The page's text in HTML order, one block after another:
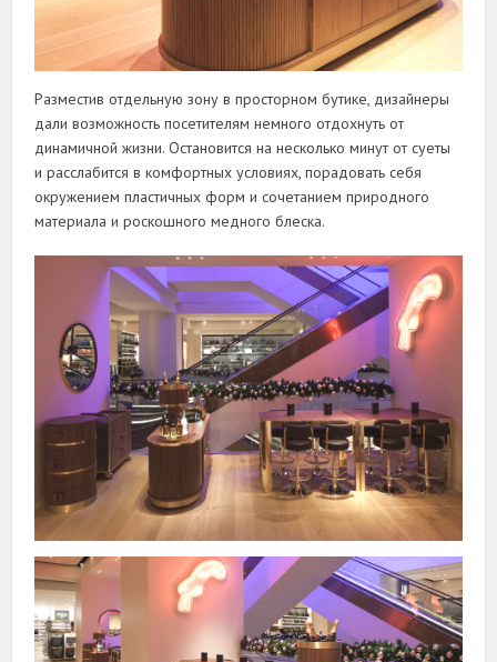
Разместив отдельную зону в просторном бутике, дизайнеры
дали возможность посетителям немного отдохнуть от
динамичной жизни. Остановится на несколько минут от суеты
и расслабится в комфортных условиях, порадовать себя
окружением пластичных форм и сочетанием природного
материала и роскошного медного блеска.